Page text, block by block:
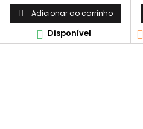
 Adicionar ao carrinho
 Disponível 